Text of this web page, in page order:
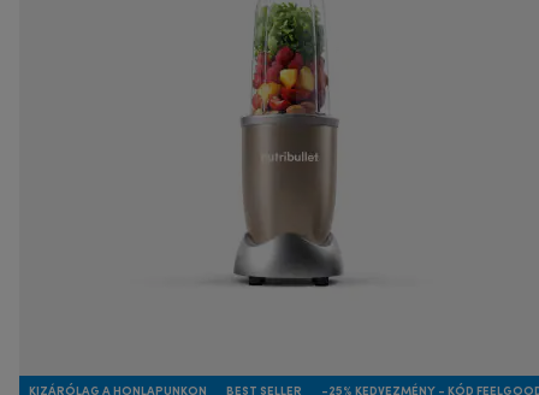
KIZÁRÓLAG A HONLAPUNKON BEST SELLER -25% KEDVEZMÉNY - KÓD